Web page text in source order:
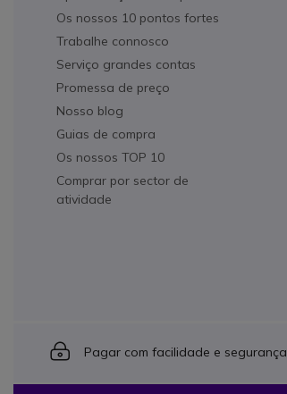
Os nossos 10 pontos fortes
Trabalhe connosco
Serviço grandes contas
Promessa de preço
Nosso blog
Guias de compra
Os nossos TOP 10
Comprar por sector de
atividade
Icon
Pagar com facilidade e segurança